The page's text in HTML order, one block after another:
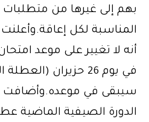
بهم إلى غيرها من متطلبات
المناسبة لكل إعاقة.وأعلنت
أنه لا تغيير على موعد
في يوم 26 حزيران
سيبقى في موعده.وأضافت
الدورة الصيفية الماضية